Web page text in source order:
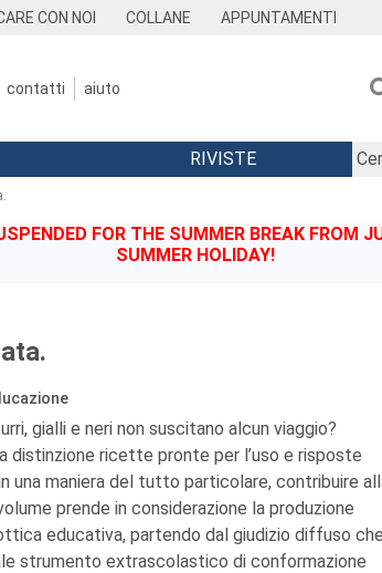
CON NOI COLLANE APPUNTAMENTI
contatti aiuto
RIVISTE
FOR THE SUMMER BREAK FROM
SUMMER HOLIDAY!
gialli e neri non suscitano alcun viaggio?
distinzione ricette pronte per l’uso e risposte
una maniera del tutto particolare, contribuire
prende in considerazione la produzione
educativa, partendo dal giudizio diffuso che
strumento extrascolastico di conformazione